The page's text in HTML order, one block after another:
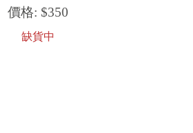
價格: $350
缺貨中